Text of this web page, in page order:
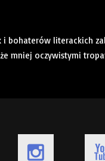
bohaterów literackich
mniej oczywistymi